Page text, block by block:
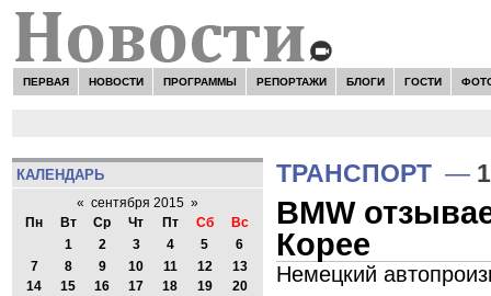
ПЕРВАЯ НОВОСТИ ПРОГРАММЫ РЕПОРТАЖИ БЛОГИ ГОСТИ
КАЛЕНДАРЬ
« сентября 2015 »
Пн
Вт Ср Чт Пт Сб
Вс
1
2 3 4 5
6
7
8 9 10 11 12
13
14
15 16 17 18 19
20
ТРАНСПОРТ —
BMW
Корее
Немецкий